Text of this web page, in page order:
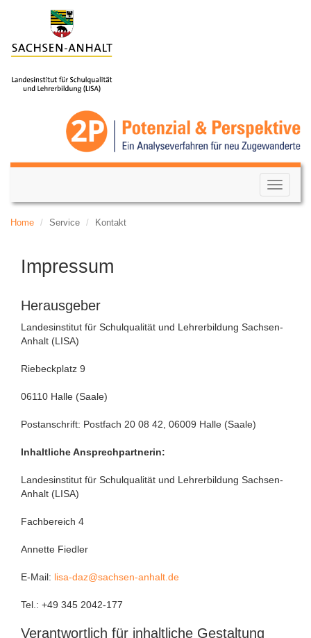
Menü
auf-/
Home Service Kontakt
Impressum
Herausgeber
Landesinstitut für Schulqualität und Lehrerbildung Sachsen-
Anhalt (LISA)
Riebeckplatz 9
06110 Halle (Saale)
Postanschrift: Postfach 20 08 42, 06009 Halle (Saale)
Inhaltliche Ansprechpartnerin:
Landesinstitut für Schulqualität und Lehrerbildung Sachsen-
Anhalt (LISA)
Fachbereich 4
Annette Fiedler
E-Mail: lisa-daz@sachsen-anhalt.de
Tel.: +49 345 2042-177
Verantwortlich für inhaltliche Gestaltung